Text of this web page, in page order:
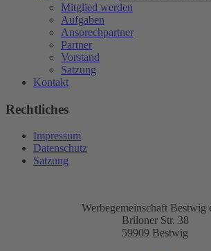
Mitglied werden
Aufgaben
Ansprechpartner
Partner
Vorstand
Satzung
Kontakt
Rechtliches
Impressum
Datenschutz
Satzung
Werbegemeinschaft Bestwig
Briloner Str. 38
59909 Bestwig